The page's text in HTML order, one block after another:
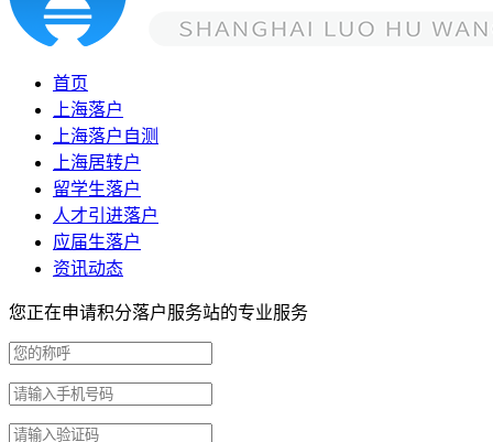
首页
上海落户
上海落户自测
上海居转户
留学生落户
人才引进落户
应届生落户
资讯动态
您正在申请积分落户服务站的专业服务